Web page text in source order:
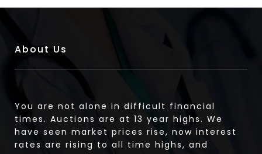
About Us
You are not alone in difficult financial
times. Auctions are at 13 year highs. We
have seen market prices rise, now interest
rates are rising to all time highs, and